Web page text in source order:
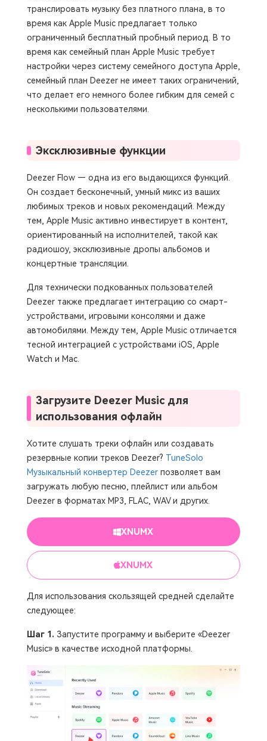
транслировать музыку без платного плана, в то
время как Apple Music предлагает только
ограниченный бесплатный пробный период. В то
время как семейный план Apple Music требует
настройки через систему семейного доступа Apple,
семейный план Deezer не имеет таких ограничений,
что делает его немного более гибким для семей с
несколькими пользователями.
Эксклюзивные функции
Deezer Flow — одна из его выдающихся функций.
Он создает бесконечный, умный микс из ваших
любимых треков и новых рекомендаций. Между
тем, Apple Music активно инвестирует в контент,
ориентированный на исполнителей, такой как
радиошоу, эксклюзивные дропы альбомов и
концертные трансляции.
Для технически подкованных пользователей
Deezer также предлагает интеграцию со смарт-
устройствами, игровыми консолями и даже
автомобилями. Между тем, Apple Music отличается
тесной интеграцией с устройствами iOS, Apple
Watch и Mac.
Загрузите Deezer Music для
использования офлайн
Хотите слушать треки офлайн или создавать
резервные копии треков Deezer? TuneSolo
Музыкальный конвертер Deezerпозволяет вам
загружать любую песню, плейлист или альбом
Deezer в форматах MP3, FLAC, WAV и других.
XNUMX
XNUMX
Для использования скользящей средней сделайте
следующее:
Шаг 1. Запустите программу и выберите «Deezer
Music» в качестве исходной платформы.